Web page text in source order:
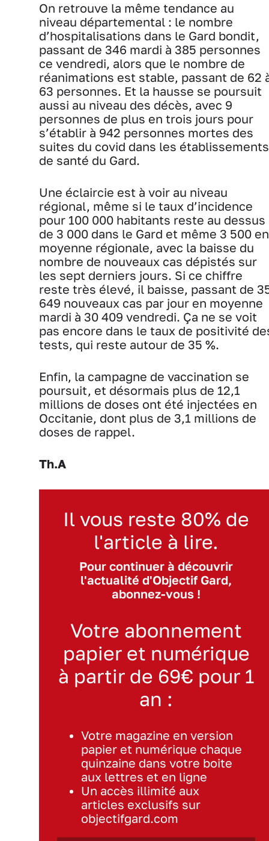
On retrouve la même tendance au
niveau départemental : le nombre
d’hospitalisations dans le Gard bondit,
passant de 346 mardi à 385 personnes
ce vendredi, alors que le nombre de
réanimations est stable, passant de 62
63 personnes. Et la hausse se poursuit
aussi au niveau des décès, avec 9
personnes de plus en trois jours pour
s’établir à 942 personnes mortes des
suites du covid dans les établissements
de santé du Gard.
Une éclaircie est à voir au niveau
régional, même si le taux d’incidence
pour 100 000 habitants reste au dessus
de 3 000 dans le Gard et même 3 500 en
moyenne régionale, avec la baisse du
nombre de nouveaux cas dépistés sur
les sept derniers jours. Si ce chiffre
reste très élevé, il baisse, passant de
649 nouveaux cas par jour en moyenne
mardi à 30 409 vendredi. Ça ne se voit
pas encore dans le taux de positivité
tests, qui reste autour de 35 %.
Enfin, la campagne de vaccination se
poursuit, et désormais plus de 12,1
millions de doses ont été injectées en
Occitanie, dont plus de 3,1 millions de
doses de rappel.
Th.A
Il vous reste 80% de
l'article à lire.
Pour continuer à découvrir
l'actualité d'Objectif Gard,
abonnez-vous !
Votre abonnement
papier et numérique
à partir de 69€ pour 1
an :
Votre magazine en version
papier et numérique chaque
quinzaine dans votre boite
aux lettres et en ligne
Un accès illimité aux
articles exclusifs sur
objectifgard.com